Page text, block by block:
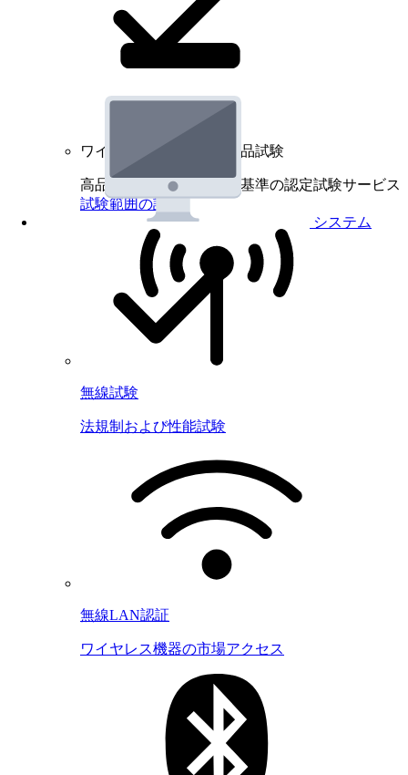
システム
ワイヤレスデバイスの製品試験
高品質規格に基づく国際基準の認定試験サービス
試験範囲の詳細
無線試験
法規制および性能試験
無線LAN認証
ワイヤレス機器の市場アクセス